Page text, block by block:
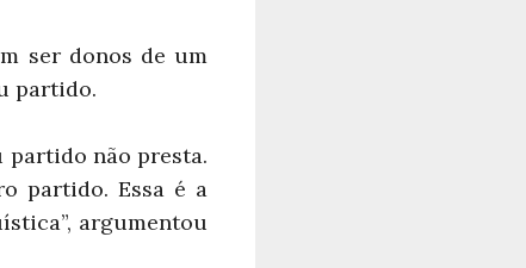
ser donos de um
partido.
partido não presta.
partido. Essa é a
argumentou